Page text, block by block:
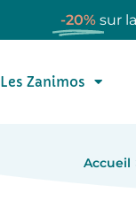
-20% sur
Les Zanimos
Accueil